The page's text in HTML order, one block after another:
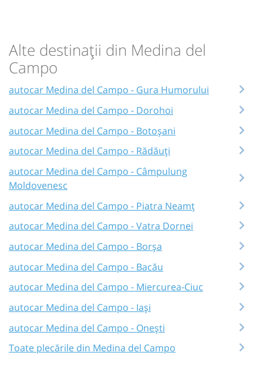
Alte destinații din Medina del
Campo
autocar Medina del Campo - Gura Humorului
autocar Medina del Campo - Dorohoi
autocar Medina del Campo - Botoșani
autocar Medina del Campo - Rădăuți
autocar Medina del Campo - Câmpulung
Moldovenesc
autocar Medina del Campo - Piatra Neamț
autocar Medina del Campo - Vatra Dornei
autocar Medina del Campo - Borșa
autocar Medina del Campo - Bacău
autocar Medina del Campo - Miercurea-Ciuc
autocar Medina del Campo - Iași
autocar Medina del Campo - Onești
Toate plecările din Medina del Campo